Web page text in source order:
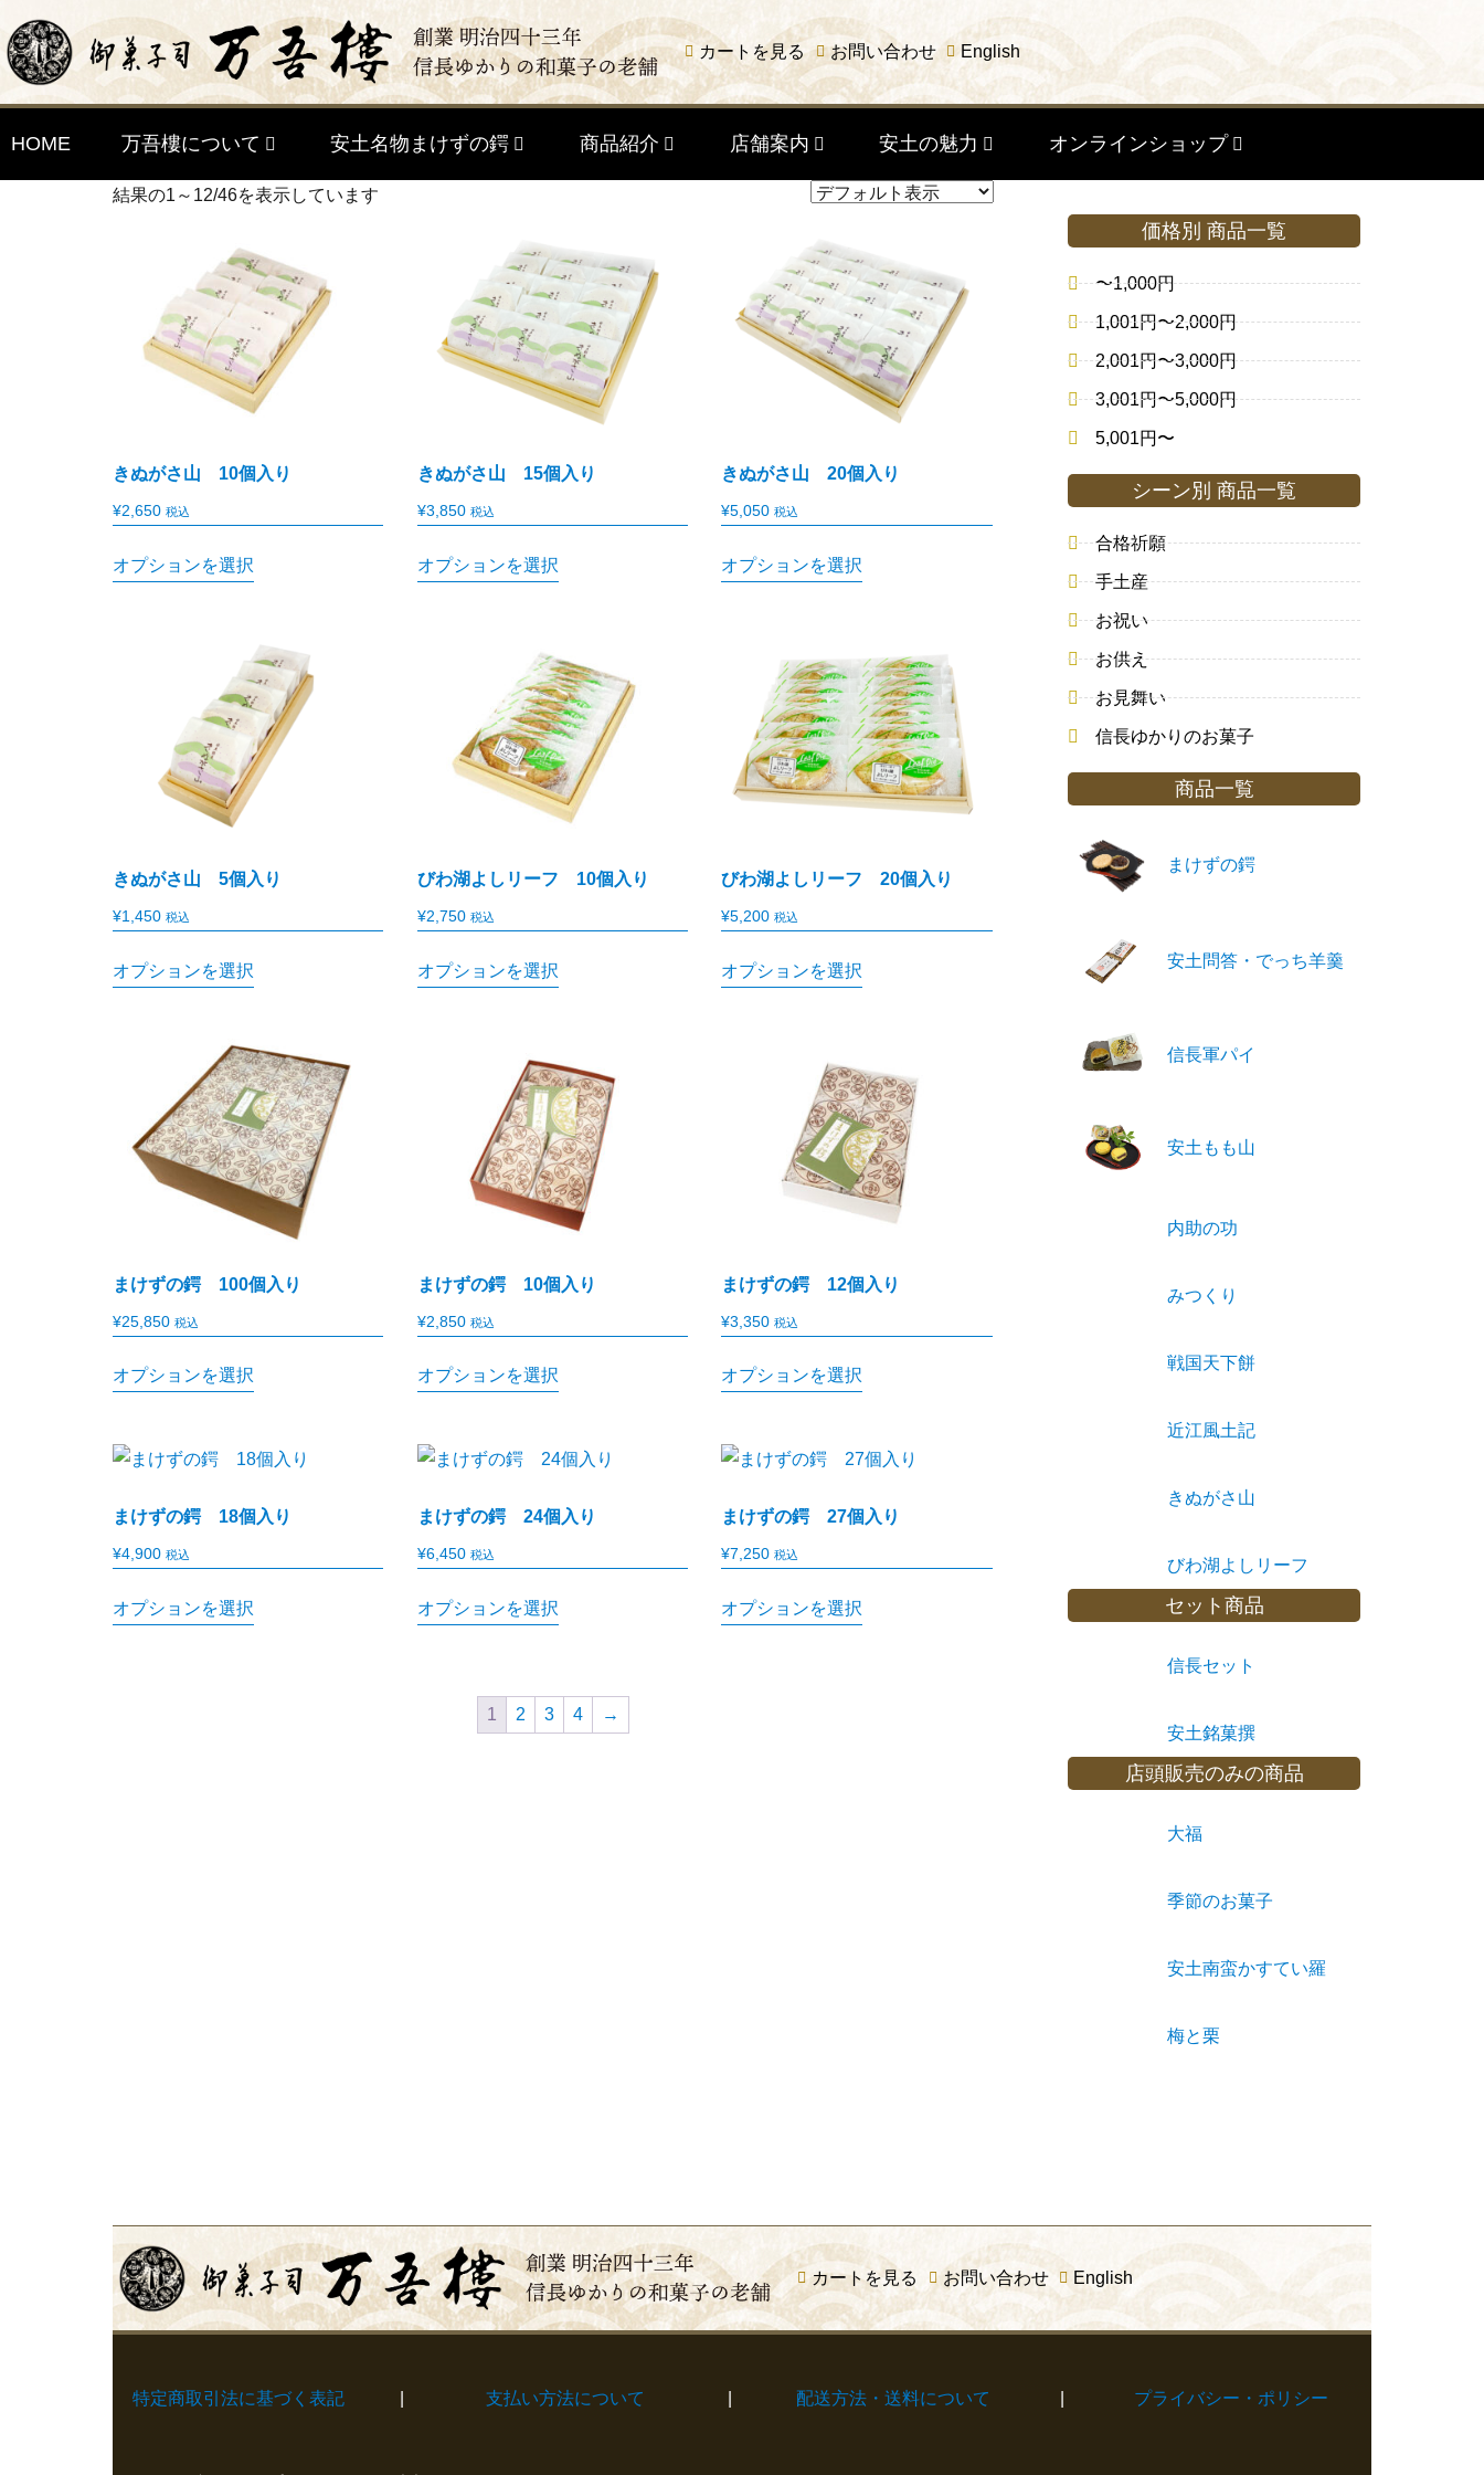
カートを見る お問い合わせ English
HOME 万吾樓について 安土名物まけずの鍔 商品紹介 店舗案内 安土の魅力 オンラインショップ
結果の1～12/46を表示しています
きぬがさ山 10個入り
¥2,650 税込
オプションを選択
きぬがさ山 15個入り
¥3,850 税込
オプションを選択
きぬがさ山 20個入り
¥5,050 税込
オプションを選択
きぬがさ山 5個入り
¥1,450 税込
オプションを選択
びわ湖よしリーフ 10個入り
¥2,750 税込
オプションを選択
びわ湖よしリーフ 20個入り
¥5,200 税込
オプションを選択
まけずの鍔 100個入り
¥25,850 税込
オプションを選択
まけずの鍔 10個入り
¥2,850 税込
オプションを選択
まけずの鍔 12個入り
¥3,350 税込
オプションを選択
まけずの鍔 18個入り
¥4,900 税込
オプションを選択
まけずの鍔 24個入り
¥6,450 税込
オプションを選択
まけずの鍔 27個入り
¥7,250 税込
オプションを選択
1 2 3 4 →
価格別 商品一覧
〜1,000円
1,001円〜2,000円
2,001円〜3,000円
3,001円〜5,000円
5,001円〜
シーン別 商品一覧
合格祈願
手土産
お祝い
お供え
お見舞い
信長ゆかりのお菓子
商品一覧
まけずの鍔
安土問答・でっち羊羹
信長軍パイ
安土もも山
内助の功
みつくり
戦国天下餅
近江風土記
きぬがさ山
びわ湖よしリーフ
セット商品
信長セット
安土銘菓撰
店頭販売のみの商品
大福
季節のお菓子
安土南蛮かすてい羅
梅と栗
カートを見る お問い合わせ English
特定商取引法に基づく表記 支払い方法について 配送方法・送料について プライバシー・ポリシー